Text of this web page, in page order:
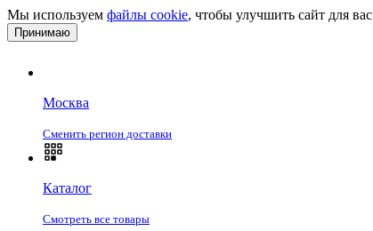
Мы используем файлы cookie, чтобы улучшить сайт для вас
Принимаю
Москва
Сменить регион доставки
Каталог
Смотреть все товары